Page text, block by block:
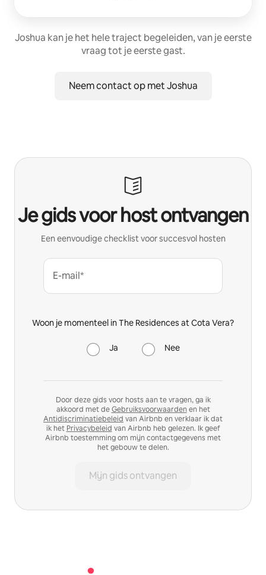
Joshua kan je het hele traject begeleiden, van je eerste
vraag tot je eerste gast.
Neem contact op met Joshua
Je gids voor host ontvangen
Een eenvoudige checklist voor succesvol hosten
E-mail*
Woon je momenteel in The Residences at Cota Vera?
Ja Nee
Door deze gids voor hosts aan te vragen, ga ik
akkoord met deGebruiksvoorwaarden en het
Antidiscriminatiebeleid van Airbnb en verklaar ik dat
ik het Privacybeleid van Airbnb heb gelezen. Ik geef
Airbnb toestemming om mijn contactgegevens met
het gebouw te delen.
Mijn gids ontvangen